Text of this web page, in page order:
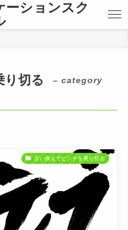
ーションスク
り切る
– category
言い換えでピンチを乗り切る